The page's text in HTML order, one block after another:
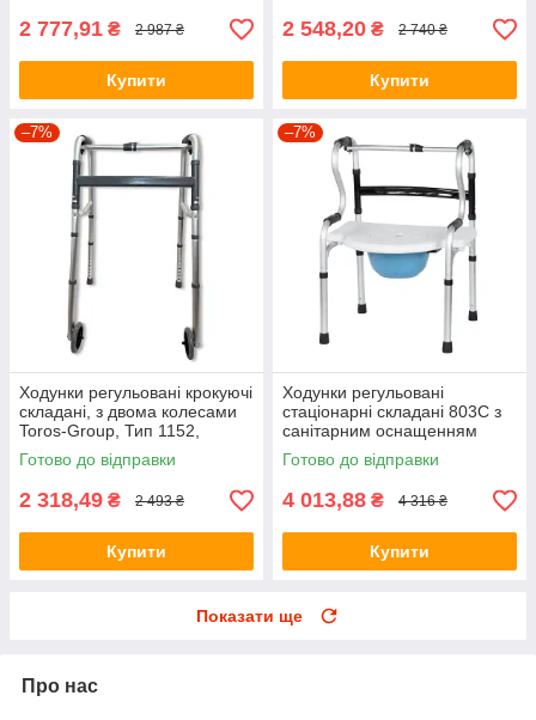
2 777,91 ₴ 2 987 ₴
Купити
2 548,20 ₴ 2 740 ₴
Купити
–7%
Ходунки регульовані крокуючі
складані, з двома колесами
Toros-Group, Тип 1152,
Україна
Готово до відправки
2 318,49 ₴ 2 493 ₴
Купити
–7%
Ходунки регульовані
стаціонарні складані 803С з
санітарним оснащенням
Toros-Group, Тип 1069,
Україна
Готово до відправки
4 013,88 ₴ 4 316 ₴
Купити
Показати ще
Про нас